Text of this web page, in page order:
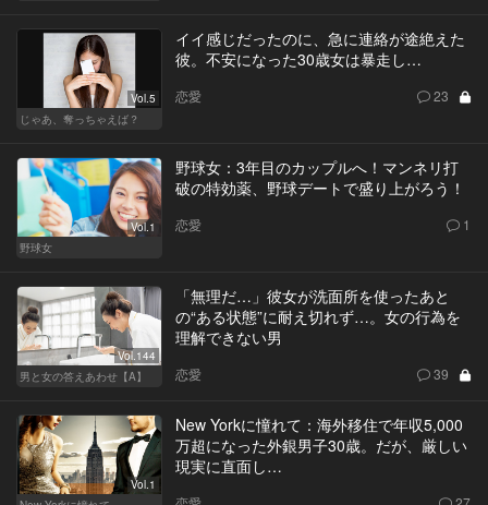
Vol.5
じゃあ、奪っちゃえば？
イイ感じだったのに、急に連絡が途絶えた
彼。不安になった30歳女は暴走し…
恋愛 23
Vol.1
野球女
野球女：3年目のカップルへ！マンネリ打
破の特効薬、野球デートで盛り上がろう！
恋愛 1
Vol.144
男と女の答えあわせ【A】
「無理だ…」彼女が洗面所を使ったあと
の“ある状態”に耐え切れず…。女の行為を
理解できない男
恋愛 39
Vol.1
New Yorkに憧れて：海外移住で年収5,000
万超になった外銀男子30歳。だが、厳しい
現実に直面し…